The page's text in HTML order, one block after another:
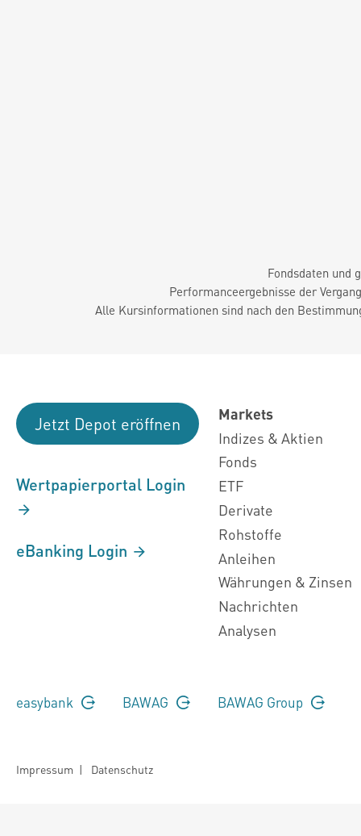
Fondsdaten und
Performanceergebnisse der
Alle Kursinformationen sind nach den
Jetzt Depot eröffnen
Wertpapierportal Login
eBanking Login
Markets
Indizes & Aktien
Fonds
ETF
Derivate
Rohstoffe
Anleihen
Währungen & Zinsen
Nachrichten
Analysen
easybank BAWAG BAWAG Group
Impressum | Datenschutz